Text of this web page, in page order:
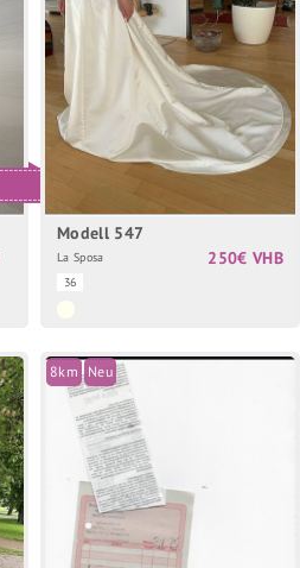
Modell 547
La Sposa
36
250€ VHB
8km Neu